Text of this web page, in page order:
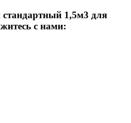
1,5м3 для
с нами: